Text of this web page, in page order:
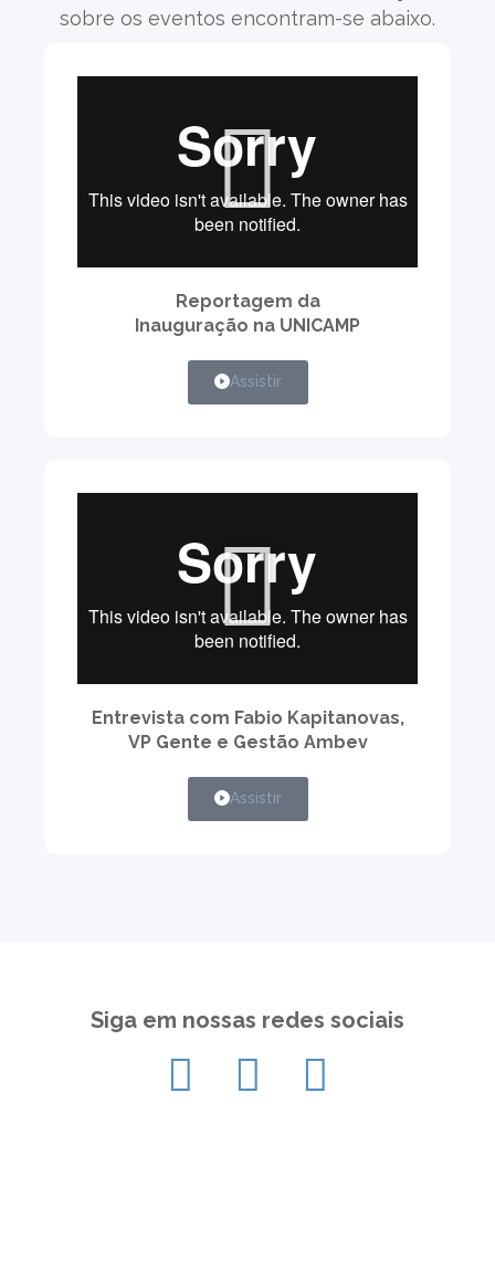
sobre os eventos encontram-se abaixo.
Reportagem da
Inauguração na UNICAMP
Assistir
Entrevista com Fabio Kapitanovas,
VP Gente e Gestão Ambev
Assistir
Siga em nossas redes sociais